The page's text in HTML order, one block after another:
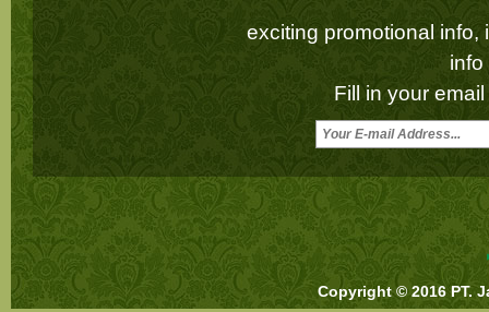
exciting promotional info,
info
Fill in your
Copyright © 2016 PT.